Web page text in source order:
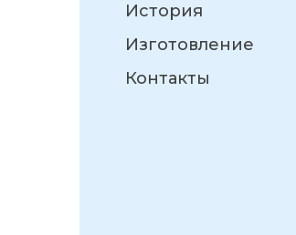
История
Изготовление
Контакты